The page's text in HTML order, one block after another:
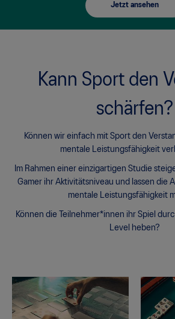
Sign In | Create Account
Jetzt ansehen
Kann Sport den
schärfen?
Können wir einfach mit Sport den
mentale Leistungsfähigkeit
Im Rahmen einer einzigartigen Studie
Gamer ihr Aktivitätsniveau und lassen die
mentale Leistungsfähigkeit
Können die Teilnehmer*innen ihr Spiel
Level heben?